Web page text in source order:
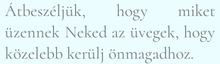
Átbeszéljük, hogy miket
üzennek Neked az üvegek, hogy
közelebb kerülj önmagadhoz.